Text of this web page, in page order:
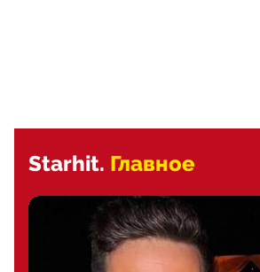
Starhit. Главное